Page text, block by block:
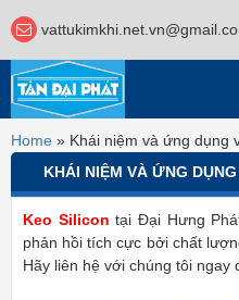
DANH MỤC
Home » Khái niệm và ứng dụng
KHÁI NIỆM VÀ ỨNG
Keo Silicon tại Đại Hưng
phản hồi tích cực bởi chất
Hãy liên hệ với chúng tôi